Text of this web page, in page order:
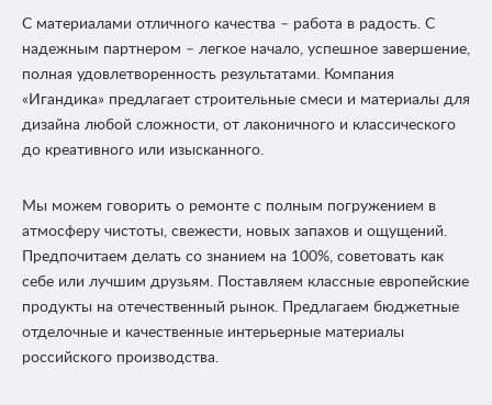
С материалами отличного качества – работа в радость. С
надежным партнером – легкое начало, успешное завершение,
полная удовлетворенность результатами. Компания
«Игандика» предлагает строительные смеси и материалы для
дизайна любой сложности, от лаконичного и классического
до креативного или изысканного.
Мы можем говорить о ремонте с полным погружением в
атмосферу чистоты, свежести, новых запахов и ощущений.
Предпочитаем делать со знанием на 100%, советовать как
себе или лучшим друзьям. Поставляем классные европейские
продукты на отечественный рынок. Предлагаем бюджетные
отделочные и качественные интерьерные материалы
российского производства.